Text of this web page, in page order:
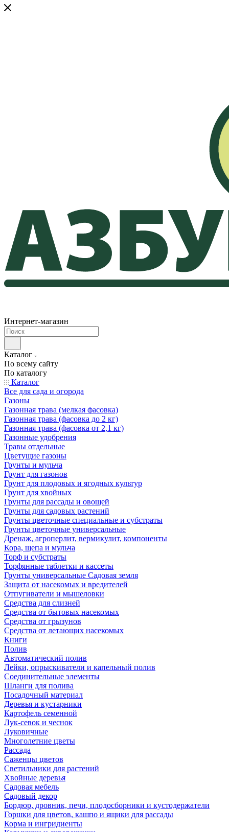
Интернет-магазин
Каталог
По всему сайту
По каталогу
Каталог
Все для сада и огорода
Газоны
Газонная трава (мелкая фасовка)
Газонная трава (фасовка до 2 кг)
Газонная трава (фасовка от 2,1 кг)
Газонные удобрения
Травы отдельные
Цветущие газоны
Грунты и мульча
Грунт для газонов
Грунт для плодовых и ягодных культур
Грунт для хвойных
Грунты для рассады и овощей
Грунты для садовых растений
Грунты цветочные специальные и субстраты
Грунты цветочные универсальные
Дренаж, агроперлит, вермикулит, компоненты
Кора, щепа и мульча
Торф и субстраты
Торфянные таблетки и кассеты
Грунты универсальные Садовая земля
Защита от насекомых и вредителей
Отпугиватели и мышеловки
Средства для слизней
Средства от бытовых насекомых
Средства от грызунов
Средства от летающих насекомых
Книги
Полив
Автоматический полив
Лейки, опрыскиватели и капельный полив
Соединительные элементы
Шланги для полива
Посадочный материал
Деревья и кустарники
Картофель семенной
Лук-севок и чеснок
Луковичные
Многолетние цветы
Рассада
Саженцы цветов
Светильники для растений
Хвойные деревья
Садовая мебель
Садовый декор
Бордюр, дровник, печи, плодосборники и кустодержатели
Горшки для цветов, кашпо и ящики для рассады
Корма и ингридиенты